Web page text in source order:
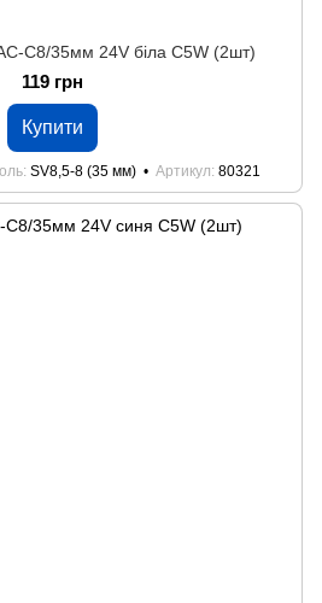
C8/35мм 24V біла C5W (2шт)
119 грн
Купити
SV8,5-8 (35 мм) Артикул 80321